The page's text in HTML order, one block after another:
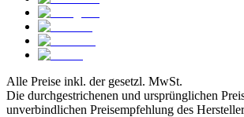
Alle Preise inkl. der gesetzl. MwSt.
Die durchgestrichenen und ursprünglichen
unverbindlichen Preisempfehlung des